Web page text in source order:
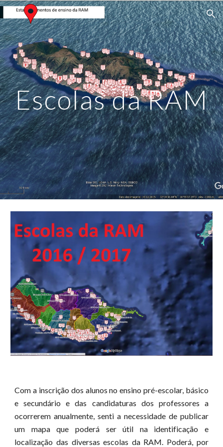
Skip to main content Skip to navigation
Escolas da RAM
Com a inscrição dos alunos no ensino pré-escolar, básico
e secundário e das candidaturas dos professores a
ocorrerem anualmente, senti a necessidade de publicar
um mapa que poderá ser útil na identificação e
localização das diversas escolas da RAM. Poderá, por